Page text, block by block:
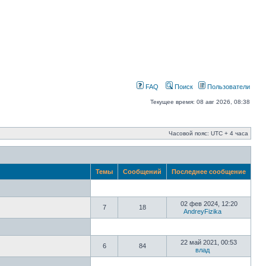
FAQ Поиск Пользователи
Текущее время: 08 авг 2026, 08:38
Часовой пояс: UTC + 4 часа
Темы Сообщений Последнее сообщение
7 18
02 фев 2024, 12:20
AndreyFizika
6 84
22 май 2021, 00:53
влад